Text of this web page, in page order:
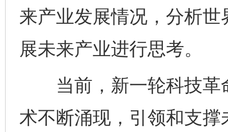
来产业发展情况，分析
展未来产业进行思考。
当前，新一轮科技革
术不断涌现，引领和支